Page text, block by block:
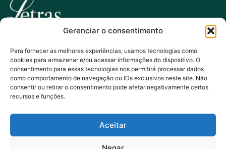
Gerenciar o consentimento
Para fornecer as melhores experiências, usamos tecnologias como
cookies para armazenar e/ou acessar informações do dispositivo. O
consentimento para essas tecnologias nos permitirá processar dados
como comportamento de navegação ou IDs exclusivos neste site. Não
consentir ou retirar o consentimento pode afetar negativamente certos
recursos e funções.
Aceitar
ola@estudioletras.com
Assine a nossa newsletter: